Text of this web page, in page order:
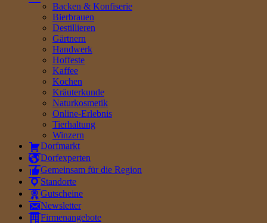
Backen & Konfiserie
Bierbrauen
Destillieren
Gärtnern
Handwerk
Hoffeste
Kaffee
Kochen
Kräuterkunde
Naturkosmetik
Online-Erlebnis
Tierhaltung
Winzern
Dorfmarkt
Dorfexperten
Gemeinsam für die Region
Standorte
Gutscheine
Newsletter
Firmenangebote